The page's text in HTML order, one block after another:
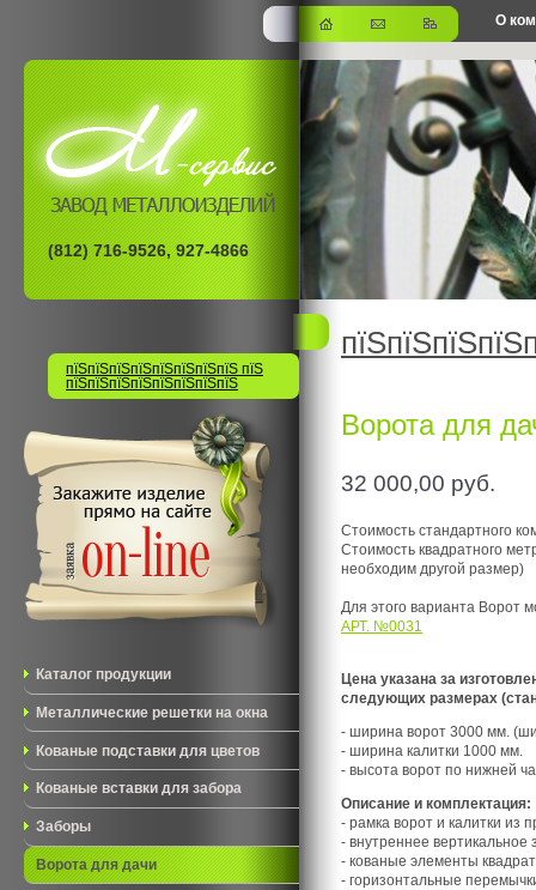
О
офис
(812) 716-9526, 927-4866
пїЅпїЅпїЅпїЅпїЅпїЅпїЅпїЅ пїЅ
пїЅпїЅпїЅпїЅпїЅпїЅпїЅпїЅ
Каталог продукции
Металлические решетки на окна
Кованые подставки для цветов
Кованые вставки для забора
Заборы
Ворота для дачи
Ворота для
32 000,00 руб.
Стоимость стандартного
Стоимость квадратного
необходим другой размер)
Для этого варианта Ворот
АРТ. №0031
Цена указана за
следующих размерах
- ширина ворот 3000 мм.
- ширина калитки 1000 мм.
- высота ворот по нижней
Описание и комплектация:
- рамка ворот и калитки из
- внутреннее
- кованые элементы
- горизонтальные